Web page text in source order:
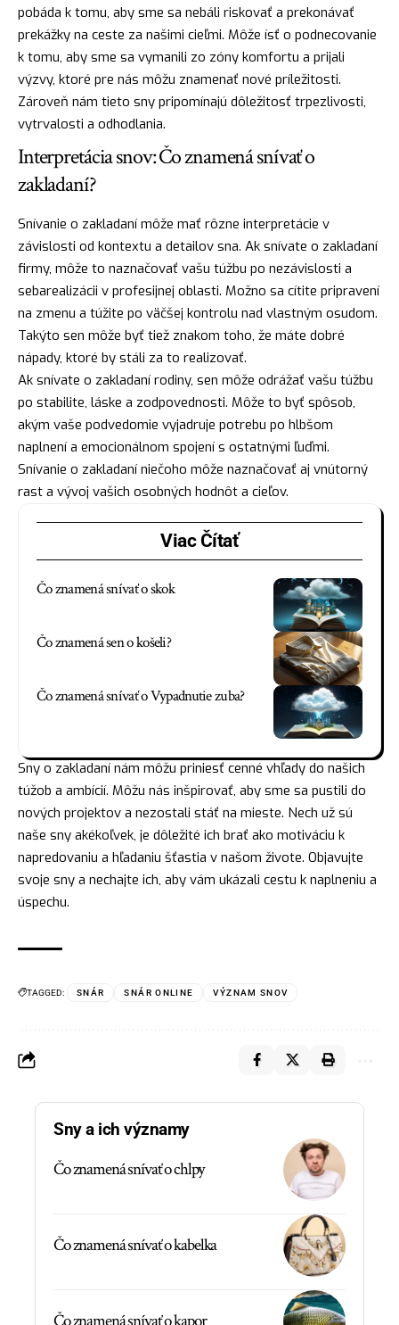
pobáda k tomu, aby sme sa nebáli riskovať a prekonávať
prekážky na ceste za našimi cieľmi. Môže ísť o podnecovanie
k tomu, aby sme sa vymanili zo zóny komfortu a prijali
výzvy, ktoré pre nás môžu znamenať nové príležitosti.
Zároveň nám tieto sny pripomínajú dôležitosť trpezlivosti,
vytrvalosti a odhodlania.
Interpretácia snov: Čo znamená snívať o
zakladaní?
Snívanie o zakladaní môže mať rôzne interpretácie v
závislosti od kontextu a detailov sna. Ak snívate o zakladaní
firmy, môže to naznačovať vašu túžbu po nezávislosti a
sebarealizácii v profesijnej oblasti. Možno sa cítite pripravení
na zmenu a túžite po väčšej kontrolu nad vlastným osudom.
Takýto sen môže byť tiež znakom toho, že máte dobré
nápady, ktoré by stáli za to realizovať.
Ak snívate o zakladaní rodiny, sen môže odrážať vašu túžbu
po stabilite, láske a zodpovednosti. Môže to byť spôsob,
akým vaše podvedomie vyjadruje potrebu po hlbšom
naplnení a emocionálnom spojení s ostatnými ľuďmi.
Snívanie o zakladaní niečoho môže naznačovať aj vnútorný
rast a vývoj vašich osobných hodnôt a cieľov.
Viac Čítať
Čo znamená snívať o skok
Čo znamená sen o košeli?
Čo znamená snívať o Vypadnutie zuba?
Sny o zakladaní nám môžu priniesť cenné vhľady do našich
túžob a ambícií. Môžu nás inšpirovať, aby sme sa pustili do
nových projektov a nezostali stáť na mieste. Nech už sú
naše sny akékoľvek, je dôležité ich brať ako motiváciu k
napredovaniu a hľadaniu šťastia v našom živote. Objavujte
svoje sny a nechajte ich, aby vám ukázali cestu k naplneniu a
úspechu.
TAGGED: SNÁR SNÁR ONLINE VÝZNAM SNOV
Sny a ich významy
Čo znamená snívať o chlpy
Čo znamená snívať o kabelka